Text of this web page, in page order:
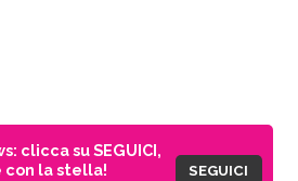
clicca su SEGUICI,
con la stella!
SEGUICI